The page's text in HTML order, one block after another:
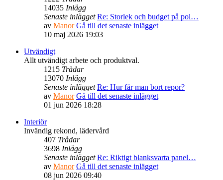
14035 Inlägg
Senaste inlägget Re: Storlek och budget på pol…
av Manor Gå till det senaste inlägget
10 maj 2026 19:03
Utvändigt
Allt utvändigt arbete och produktval.
1215 Trådar
13070 Inlägg
Senaste inlägget Re: Hur får man bort repor?
av Manor Gå till det senaste inlägget
01 jun 2026 18:28
Interiör
Invändig rekond, lädervård
407 Trådar
3698 Inlägg
Senaste inlägget Re: Riktigt blanksvarta panel…
av Manor Gå till det senaste inlägget
08 jun 2026 09:40